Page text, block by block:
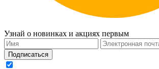
Узнай о новинках и акциях первым
Подписаться